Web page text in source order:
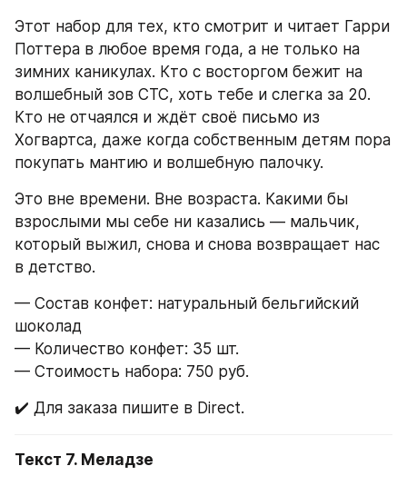
Этот набор для тех, кто смотрит и читает Гарри
Поттера в любое время года, а не только на
зимних каникулах. Кто с восторгом бежит на
волшебный зов СТС, хоть тебе и слегка за 20.
Кто не отчаялся и ждёт своё письмо из
Хогвартса, даже когда собственным детям пора
покупать мантию и волшебную палочку.
Это вне времени. Вне возраста. Какими бы
взрослыми мы себе ни казались — мальчик,
который выжил, снова и снова возвращает нас
в детство.
— Состав конфет: натуральный бельгийский
шоколад
— Количество конфет: 35 шт.
— Стоимость набора: 750 руб.
✔️ Для заказа пишите в Direct.
Текст 7. Меладзе